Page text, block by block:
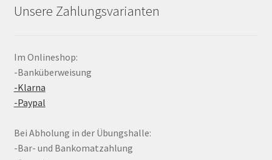
Unsere Zahlungsvarianten
Im Onlineshop:
-Banküberweisung
-Klarna
-Paypal
Bei Abholung in der Übungshalle:
-Bar- und Bankomatzahlung